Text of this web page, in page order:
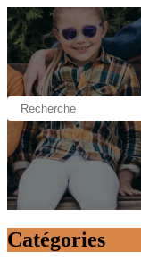
Catégories